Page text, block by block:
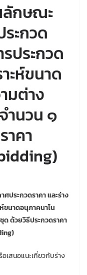
ลักษณะ
ระกวด
รประกวด
ะห์ขนาด
มต่าง
ำนวน ๑
าคา
ประกวดราคา และร่าง
ขนาดอนุภาคนาโน
ด้วยวิธีประกวดราคา
เสนอแนะเกี่ยวกับร่าง